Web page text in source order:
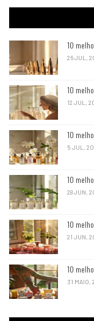
10
26 JUL,
10
12 JUL,
10
5 JUL,
10
28 JUN,
10
21 JUN,
10
31 MAIO,